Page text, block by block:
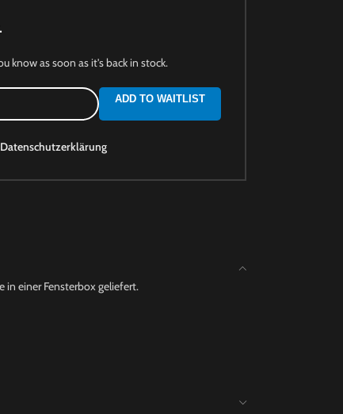
know as soon as it's back in stock.
ADD TO WAITLIST
Datenschutzerklärung
in einer Fensterbox geliefert.